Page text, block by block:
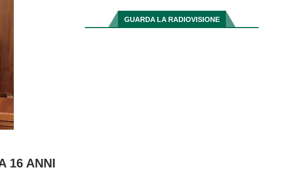
16 ANNI
GUARDA LA RADIOVISIONE